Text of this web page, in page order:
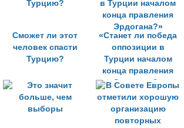
Сможет ли этот
человек спасти
Турцию?
«Станет ли победа
оппозиции в
Турции началом
конца правления
Эрдогана?»